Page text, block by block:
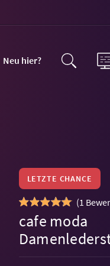
Neu hier?
LETZTE CHANCE
(1
cafe moda